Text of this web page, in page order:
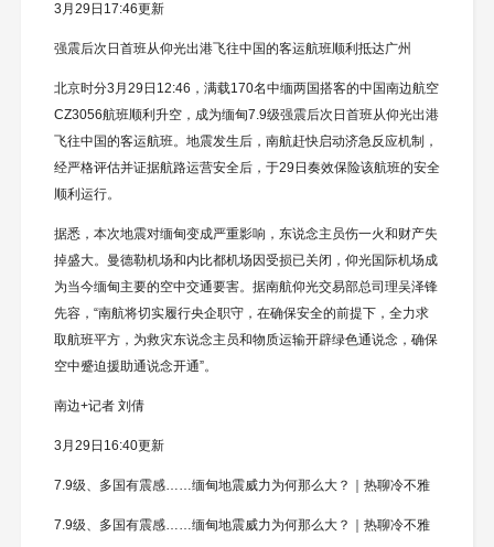
3月29日17:46更新
强震后次日首班从仰光出港飞往中国的客运航班顺利抵达广州
北京时分3月29日12:46，满载170名中缅两国搭客的中国南边航空
CZ3056航班顺利升空，成为缅甸7.9级强震后次日首班从仰光出港
飞往中国的客运航班。地震发生后，南航赶快启动济急反应机制，
经严格评估并证据航路运营安全后，于29日奏效保险该航班的安全
顺利运行。
据悉，本次地震对缅甸变成严重影响，东说念主员伤一火和财产失
掉盛大。曼德勒机场和内比都机场因受损已关闭，仰光国际机场成
为当今缅甸主要的空中交通要害。据南航仰光交易部总司理吴泽锋
先容，“南航将切实履行央企职守，在确保安全的前提下，全力求
取航班平方，为救灾东说念主员和物质运输开辟绿色通说念，确保
空中蹙迫援助通说念开通”。
南边+记者 刘倩
3月29日16:40更新
7.9级、多国有震感……缅甸地震威力为何那么大？｜热聊冷不雅
7.9级、多国有震感……缅甸地震威力为何那么大？｜热聊冷不雅